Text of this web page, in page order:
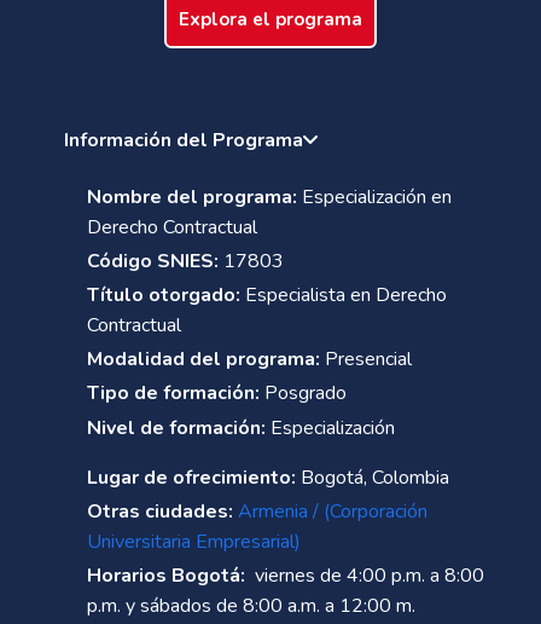
Explora el programa
Información del Programa
Nombre del programa: Especialización en
Derecho Contractual
Código SNIES: 17803
Título otorgado: Especialista en Derecho
Contractual
Modalidad del programa: Presencial
Tipo de formación: Posgrado
Nivel de formación: Especialización
Lugar de ofrecimiento: Bogotá, Colombia
Otras ciudades: Armenia / (Corporación
Universitaria Empresarial)
Horarios Bogotá: viernes de 4:00 p.m. a 8:00
p.m. y sábados de 8:00 a.m. a 12:00 m.